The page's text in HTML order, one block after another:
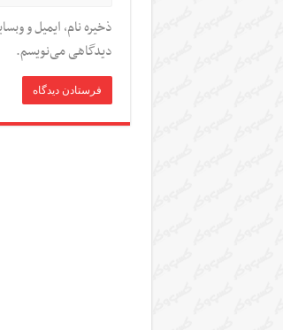
ذخیره نام، ایمیل و
دیدگاهی می‌نویسم.